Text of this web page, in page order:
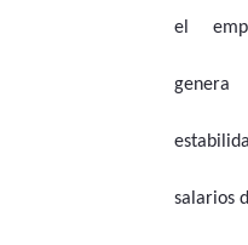
el
genera
salarios